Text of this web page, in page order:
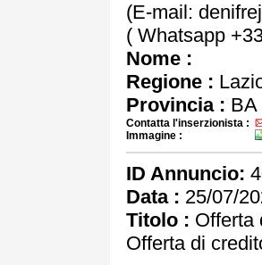
(E-mail:
( Whatsapp
Nome :
Regione :
Provincia : BA
Contatta l'inserzionista :
Immagine :
ID Annuncio:
Data : 25/07/
Titolo : Offerta
Offerta di